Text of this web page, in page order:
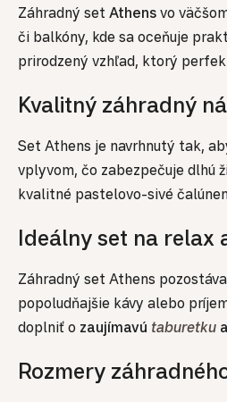
Záhradný set Athens vo
či balkóny, kde sa oceňuje
prirodzený vzhľad, ktorý
Kvalitný záhradný
Set Athens je navrhnutý tak,
vplyvom, čo zabezpečuje dlhú
kvalitné pastelovo-sivé
Ideálny set na relax
Záhradný set Athens
popoludňajšie kávy alebo
doplniť o zaujímavú taburetku
Rozmery